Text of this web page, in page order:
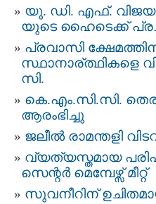
യു. ഡി. എഫ്.
യുടെ ഹൈടെക്ക്
പ്രവാസി
സ്ഥാനാര്ത്ഥികളെ
സി.
കെ.എം.സി.സി.
ആരംഭിച്ചു
ജലീൽ രാമന്തളി
വ്യത്യസ്തമായ
സെന്റർ മെമ്പേഴ്സ് മീറ്റ്
സു​വ​നീ​റി​ന്